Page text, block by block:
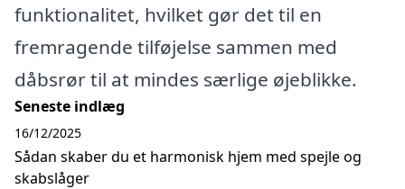
funktionalitet, hvilket gør det til en
fremragende tilføjelse sammen med
dåbsrør til at mindes særlige øjeblikke.
Seneste indlæg
Sådan skaber du et harmonisk hjem med spejle og
skabslåger
16/12/2025